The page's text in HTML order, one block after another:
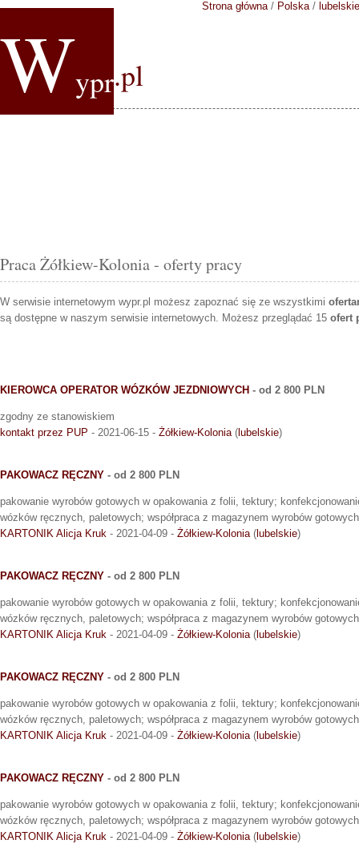
Wypr.pl
Strona główna/ Polska/ lubelskie
Praca Żółkiew-Kolonia - oferty pracy
W serwisie internetowym wypr.pl możesz zapoznać się ze wszystkimi
są dostępne w naszym serwisie internetowych. Możesz przeglądać 15 ofert
KIEROWCA OPERATOR WÓZKÓW JEZDNIOWYCH - od 2 800 PLN
zgodny ze stanowiskiem
kontakt przez PUP - 2021-06-15 - Żółkiew-Kolonia( lubelskie)
PAKOWACZ RĘCZNY - od 2 800 PLN
pakowanie wyrobów gotowych w opakowania z folii, tektury;
wózków ręcznych, paletowych; współpraca z magazynem wyrobów
KARTONIK Alicja Kruk - 2021-04-09 - Żółkiew-Kolonia( lubelskie)
PAKOWACZ RĘCZNY - od 2 800 PLN
pakowanie wyrobów gotowych w opakowania z folii, tektury;
wózków ręcznych, paletowych; współpraca z magazynem wyrobów
KARTONIK Alicja Kruk - 2021-04-09 - Żółkiew-Kolonia( lubelskie)
PAKOWACZ RĘCZNY - od 2 800 PLN
pakowanie wyrobów gotowych w opakowania z folii, tektury;
wózków ręcznych, paletowych; współpraca z magazynem wyrobów
KARTONIK Alicja Kruk - 2021-04-09 - Żółkiew-Kolonia( lubelskie)
PAKOWACZ RĘCZNY - od 2 800 PLN
pakowanie wyrobów gotowych w opakowania z folii, tektury;
wózków ręcznych, paletowych; współpraca z magazynem wyrobów
KARTONIK Alicja Kruk - 2021-04-09 - Żółkiew-Kolonia( lubelskie)